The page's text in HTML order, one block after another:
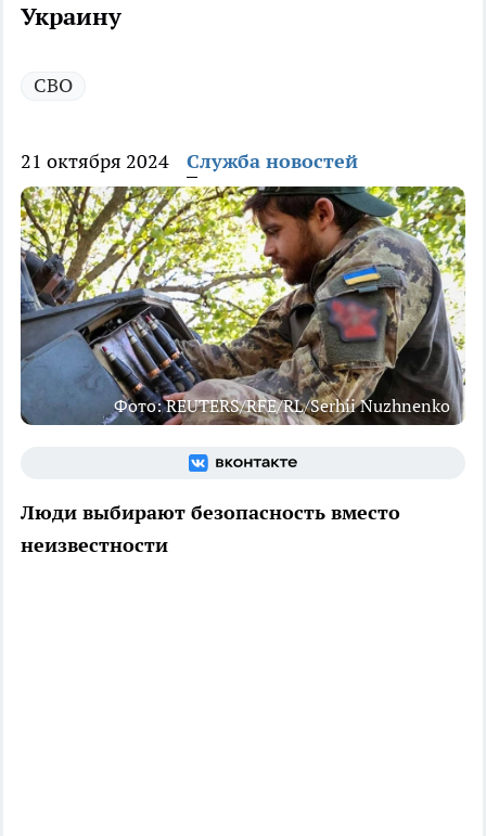
Украину
СВО
21 октября 2024 Служба новостей
Фото: REUTERS/RFE/RL/Serhii Nuzhnenko
Люди выбирают безопасность вместо
неизвестности